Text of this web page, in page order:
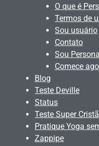
O que é
Termos de
Sou usuário
Contato
Sou Personal
Comece
Blog
Teste Deville
Status
Teste Super
Pratique Yoga
Zappipe